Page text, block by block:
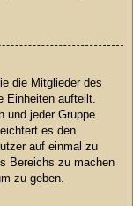
die Mitglieder des
Einheiten aufteilt.
und jeder Gruppe
es den
auf einmal zu
Bereichs zu machen
zu geben.